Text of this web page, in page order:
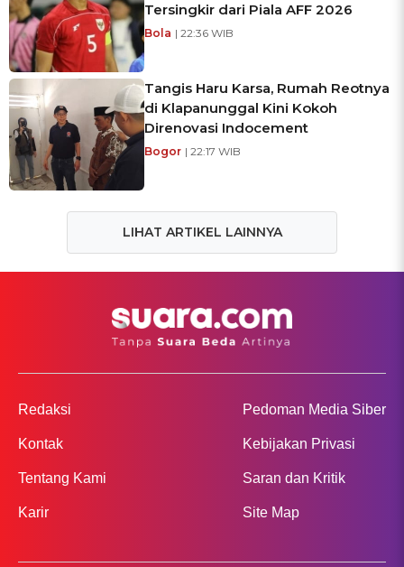
Tersingkir dari Piala AFF 2026
Bola | 22:36 WIB
Tangis Haru Karsa, Rumah Reotnya
di Klapanunggal Kini Kokoh
Direnovasi Indocement
Bogor | 22:17 WIB
LIHAT ARTIKEL LAINNYA
Redaksi
Kontak
Tentang Kami
Karir
Pedoman Media Siber
Kebijakan Privasi
Saran dan Kritik
Site Map